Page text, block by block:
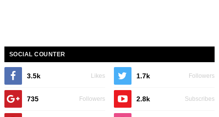
SOCIAL COUNTER
3.5k Likes 1.7k Followers
735 Followers 2.8k Subscribes